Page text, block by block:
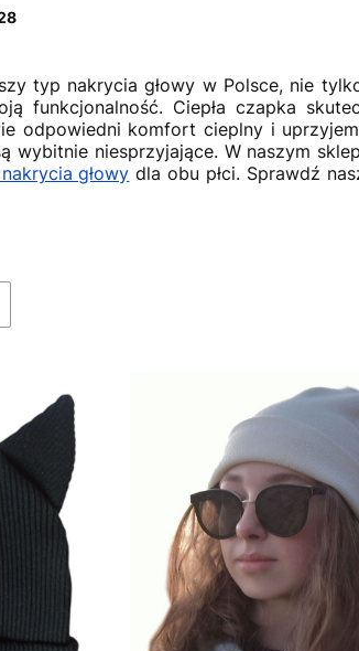
typ nakrycia głowy w Polsce, nie
funkcjonalność. Ciepła czapka
odpowiedni komfort cieplny i
wybitnie niesprzyjające. W naszym
głowy dla obu płci. Sprawdź